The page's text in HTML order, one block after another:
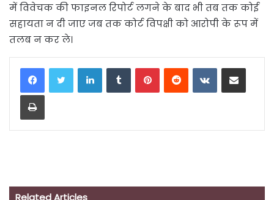
में विवेचक की फाइनल रिपोर्ट लगने के बाद भी तब तक कोई
सहायता न दी जाए जब तक कोर्ट विपक्षी को आरोपी के रूप में
तलब न कर ले।
LinkedInTumblrPinterestReddit VKontakteShare via Email
Print
Related Articles